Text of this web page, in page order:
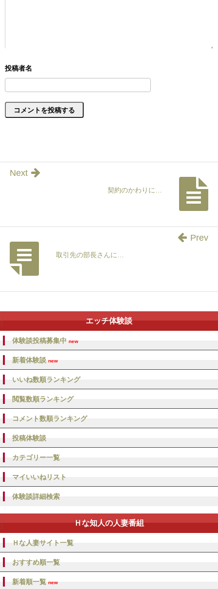
契約のかわりに…
Next
取引先の部長さんに…
Prev
エッチ体験談
体験談投稿募集中 new
新着体験談 new
いいね数順ランキング
閲覧数順ランキング
コメント数順ランキング
投稿体験談
カテゴリー一覧
マイいいねリスト
体験談詳細検索
Ｈな知人の人妻番組
Ｈな人妻サイト一覧
おすすめ順一覧
新着順一覧 new